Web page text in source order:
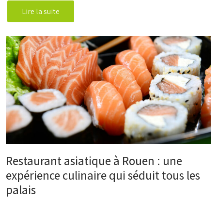
Lire la suite
Restaurant asiatique à Rouen : une
expérience culinaire qui séduit tous les
palais